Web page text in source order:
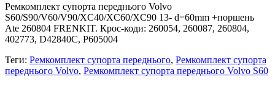
Ремкомплект супорта переднього Volvo
S60/S90/V60/V90/XC40/XC60/XC90 13- d=60mm +поршень
Ate 260804 FRENKIT. Крос-коди: 260054, 260087, 260804,
402773, D42840C, P605004
Теги: Ремкомплект супорта переднього, Ремкомплект супорта
переднього Volvo, Ремкомплект супорта переднього Volvo S60